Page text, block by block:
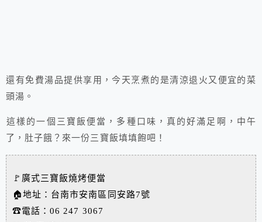
還有免費湯品提供享用，今天烹煮的是清涼退火又便宜的菜
頭湯。
這樣的一個三寶飯便當，多種口味，真的好滿足啊，中午
了，肚子餓？來一份三寶飯填填飽吧！
🚩廣式三寶飯燒烤便當
🏠地址：台南市安南區同安路7號
☎電話：06 247 3067